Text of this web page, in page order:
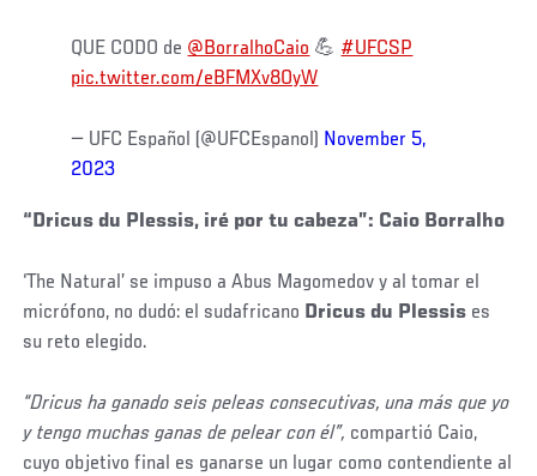
QUE CODO de @BorralhoCaio 💪 #UFCSP
pic.twitter.com/eBFMXv8OyW
— UFC Español (@UFCEspanol) November 5,
2023
“Dricus du Plessis, iré por tu cabeza”: Caio Borralho
‘The Natural’ se impuso a Abus Magomedov y al tomar el
micrófono, no dudó: el sudafricano Dricus du Plessis es
su reto elegido.
“Dricus ha ganado seis peleas consecutivas, una más que yo
y tengo muchas ganas de pelear con él”, compartió Caio,
cuyo objetivo final es ganarse un lugar como contendiente al